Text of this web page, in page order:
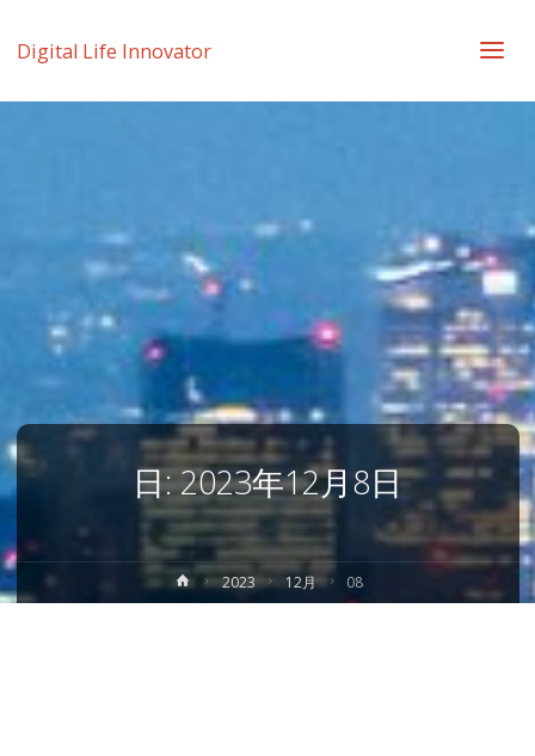
Digital Life Innovator
日:2023年12月8日
ホ
ー
2023 12月 08